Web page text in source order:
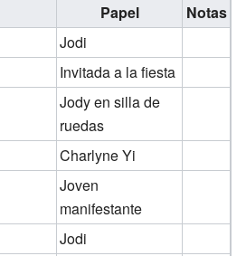
Papel
Notas
Jodi
Invitada a la fiesta
Jody en silla de
ruedas
Charlyne Yi
Joven
manifestante
Jodi